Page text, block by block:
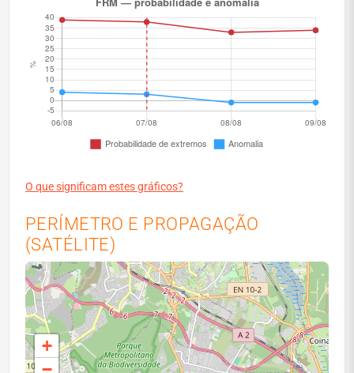
O que significam estes gráficos?
PERÍMETRO E PROPAGAÇÃO
(SATÉLITE)
+